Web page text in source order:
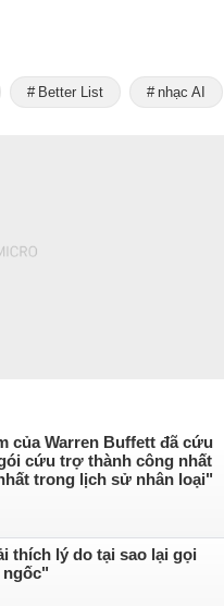
Better List nhạc AI
của Warren Buffett đã cứu
cứu trợ thành công nhất
trong lịch sử nhân loại"
thích lý do tại sao lại gọi
ngốc"